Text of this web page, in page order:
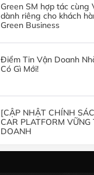
Green SM hợp tác cùng
dành riêng cho khách
Green Business
Điểm Tin Vận Doanh
Có Gì Mới!
[CẬP NHẬT CHÍNH
CAR PLATFORM
DOANH